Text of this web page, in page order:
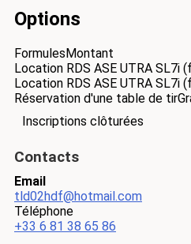
Options
FormulesMontant
Location RDS ASE UTRA SL7i
Location RDS ASE UTRA SL7i
Réservation d'une table de tir
Inscriptions clôturées
Contacts
Email
tld02hdf@hotmail.com
Téléphone
+33 6 81 38 65 86